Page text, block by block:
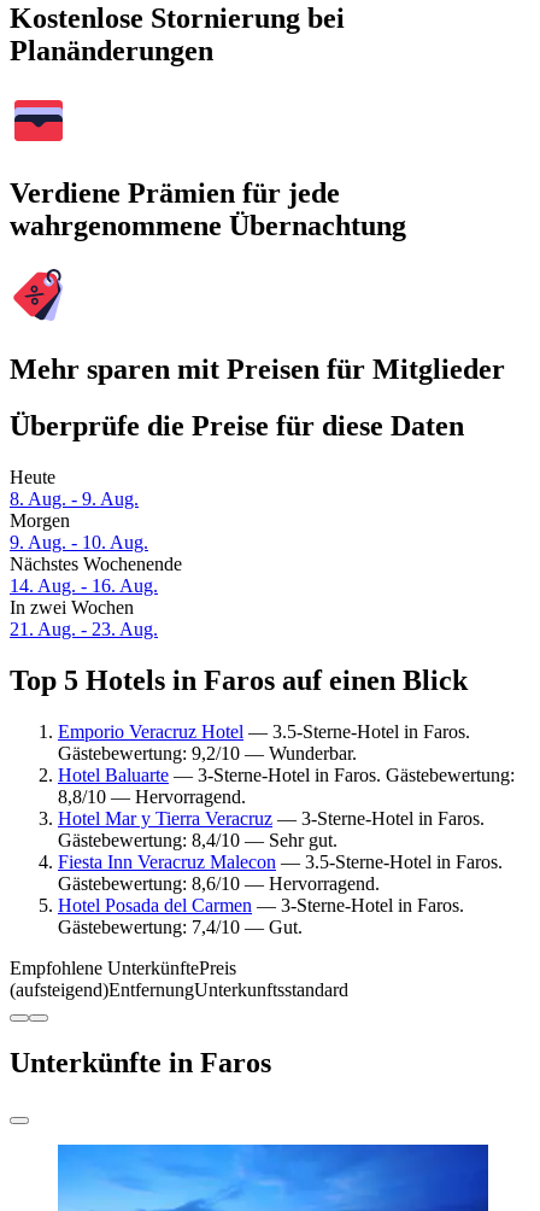
Kostenlose Stornierung bei
Planänderungen
Verdiene Prämien für jede
wahrgenommene Übernachtung
Mehr sparen mit Preisen für Mitglieder
Überprüfe die Preise für diese Daten
Heute
8. Aug. - 9. Aug.
Morgen
9. Aug. - 10. Aug.
Nächstes Wochenende
14. Aug. - 16. Aug.
In zwei Wochen
21. Aug. - 23. Aug.
Top 5 Hotels in Faros auf einen Blick
Emporio Veracruz Hotel — 3.5-Sterne-Hotel in Faros.
Gästebewertung: 9,2/10 — Wunderbar.
Hotel Baluarte — 3-Sterne-Hotel in Faros. Gästebewertung:
8,8/10 — Hervorragend.
Hotel Mar y Tierra Veracruz — 3-Sterne-Hotel in Faros.
Gästebewertung: 8,4/10 — Sehr gut.
Fiesta Inn Veracruz Malecon — 3.5-Sterne-Hotel in Faros.
Gästebewertung: 8,6/10 — Hervorragend.
Hotel Posada del Carmen — 3-Sterne-Hotel in Faros.
Gästebewertung: 7,4/10 — Gut.
Empfohlene UnterkünftePreis
(aufsteigend)EntfernungUnterkunftsstandard
Unterkünfte in Faros